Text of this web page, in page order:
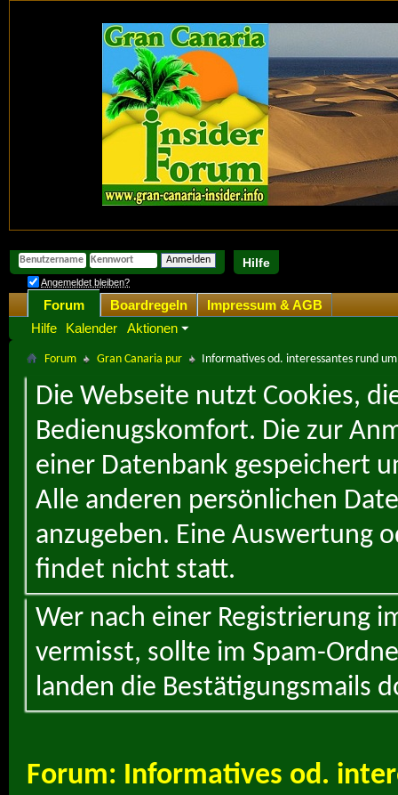
Hilfe
Angemeldet bleiben?
Forum
Hilfe
Kalender Aktionen
Boardregeln Impressum & AGB
Forum Gran Canaria pur Informatives od. interessantes rund
Die Webseite nutzt Cookies,
Bedienugskomfort. Die zur
einer Datenbank gespeichert
Alle anderen persönlichen
anzugeben. Eine Auswertung
findet nicht statt.
Wer nach einer Registrierung
vermisst, sollte im Spam-
landen die Bestätigungsmails
Forum: Informatives od.